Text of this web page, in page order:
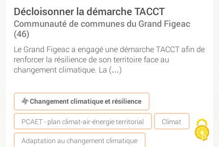
Décloisonner la démarche TACCT
Communauté de communes du Grand Figeac
(46)
Le Grand Figeac a engagé une démarche TACCT afin de
renforcer la résilience de son territoire face au
changement climatique. La (…)
Changement climatique et résilience
PCAET - plan climat-air-énergie territorial Climat
Adaptation au changement climatique